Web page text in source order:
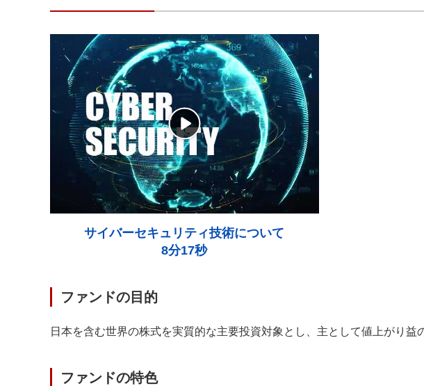
サイバーセキュリティ技術について
8分17秒
ファンドの目的
日本を含む世界の株式を実質的な主要投資対象とし、主として値上がり益
ファンドの特色